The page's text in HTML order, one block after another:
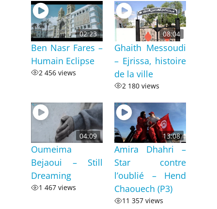
02:23
Ben Nasr Fares –
Humain Eclipse
2 456 views
08:04
Ghaith Messoudi
– Ejrissa, histoire
de la ville
2 180 views
04:09
Oumeima
Bejaoui – Still
Dreaming
1 467 views
13:08
Amira Dhahri –
Star contre
l’oublié – Hend
Chaouech (P3)
11 357 views